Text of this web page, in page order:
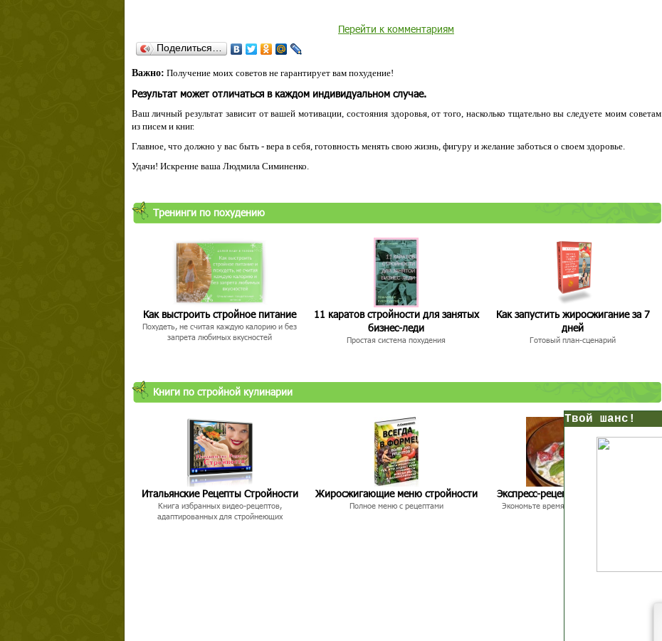
Перейти к комментариям
Поделиться…
Важно: Получение моих советов не гарантирует вам похудение!
Результат может отличаться в каждом индивидуальном случае.
Ваш личный результат зависит от вашей мотивации, состояния здоровья, от того, насколько тщательно вы следуете моим советам
из писем и книг.
Главное, что должно у вас быть - вера в себя, готовность менять свою жизнь, фигуру и желание заботься о своем здоровье.
Удачи! Искренне ваша Людмила Симиненко.
Тренинги по похудению
Как выстроить стройное питание
Похудеть, не считая каждую калорию и без
запрета любимых вкусностей
11 каратов стройности для занятых
бизнес-леди
Простая система похудения
Как запустить жиросжигание за 7
дней
Готовый план-сценарий
Книги по стройной кулинарии
Итальянские Рецепты Стройности
Книга избранных видео-рецептов,
адаптированных для стройнеющих
Жиросжигающие меню стройности
Полное меню с рецептами
Экспресс-рецепты для худеющих
Экономьте время и Стройнейте Вкусно!
Прямо сейчас получи мои
7 уроков стройности
начни немедленно худетьбез голодных диет и